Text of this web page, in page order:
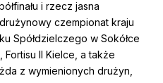
i rzecz jasna
czempionat kraju
Spółdzielczego w Sokółce
Fortisu II Kielce, a także
z wymienionych drużyn,